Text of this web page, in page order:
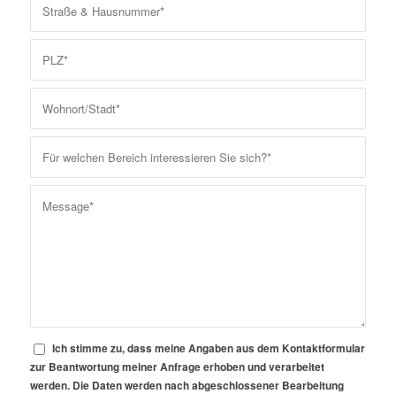
Ich stimme zu, dass meine Angaben aus dem Kontaktformular
zur Beantwortung meiner Anfrage erhoben und verarbeitet
werden. Die Daten werden nach abgeschlossener Bearbeitung